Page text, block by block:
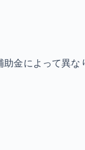
金によって異